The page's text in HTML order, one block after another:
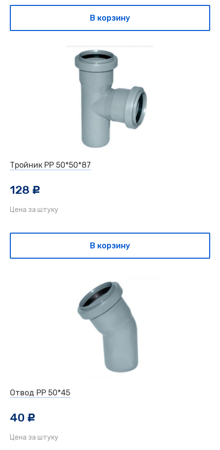
В корзину
Тройник РР 50*50*87
128 c
Цена за штуку
В корзину
Отвод РР 50*45
40 c
Цена за штуку